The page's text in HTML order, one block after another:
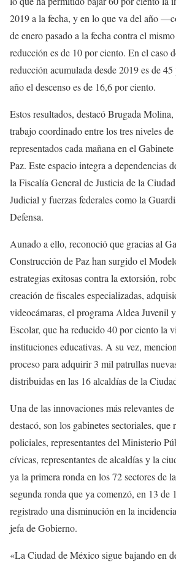
2019 a la fecha, y en lo que va del año
de enero pasado a la fecha contra el
reducción es de 10 por ciento. En el caso
reducción acumulada desde 2019 es de
año el descenso es de 16,6 por ciento.
Estos resultados, destacó Brugada
trabajo coordinado entre los tres niveles
representados cada mañana en el
Paz. Este espacio integra a dependencias
la Fiscalía General de Justicia de la
Judicial y fuerzas federales como la
Defensa.
Aunado a ello, reconoció que gracias al
Construcción de Paz han surgido el
estrategias exitosas contra la extorsión,
creación de fiscales especializadas,
videocámaras, el programa Aldea Juvenil
Escolar, que ha reducido 40 por ciento la
instituciones educativas. A su vez,
proceso para adquirir 3 mil patrullas
distribuidas en las 16 alcaldías de la
Una de las innovaciones más relevantes
destacó, son los gabinetes sectoriales, que
policiales, representantes del Ministerio
cívicas, representantes de alcaldías y la
ya la primera ronda en los 72 sectores de
segunda ronda que ya comenzó, en 13 de
registrado una disminución en la
jefa de Gobierno.
«La Ciudad de México sigue bajando en